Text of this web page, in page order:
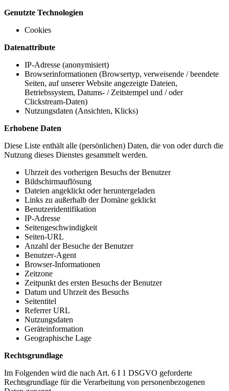
Genutzte Technologien
Cookies
Datenattribute
IP-Adresse (anonymisiert)
Browserinformationen (Browsertyp, verweisende / beendete
Seiten, auf unserer Website angezeigte Dateien,
Betriebssystem, Datums- / Zeitstempel und / oder
Clickstream-Daten)
Nutzungsdaten (Ansichten, Klicks)
Erhobene Daten
Diese Liste enthält alle (persönlichen) Daten, die von oder durch die
Nutzung dieses Dienstes gesammelt werden.
Uhrzeit des vorherigen Besuchs der Benutzer
Bildschirmauflösung
Dateien angeklickt oder heruntergeladen
Links zu außerhalb der Domäne geklickt
Benutzeridentifikation
IP-Adresse
Seitengeschwindigkeit
Seiten-URL
Anzahl der Besuche der Benutzer
Benutzer-Agent
Browser-Informationen
Zeitzone
Zeitpunkt des ersten Besuchs der Benutzer
Datum und Uhrzeit des Besuchs
Seitentitel
Referrer URL
Nutzungsdaten
Geräteinformation
Geographische Lage
Rechtsgrundlage
Im Folgenden wird die nach Art. 6 I 1 DSGVO geforderte
Rechtsgrundlage für die Verarbeitung von personenbezogenen